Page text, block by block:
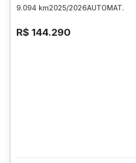
9.094 km2025/2026AUTOMAT.
R$ 144.290